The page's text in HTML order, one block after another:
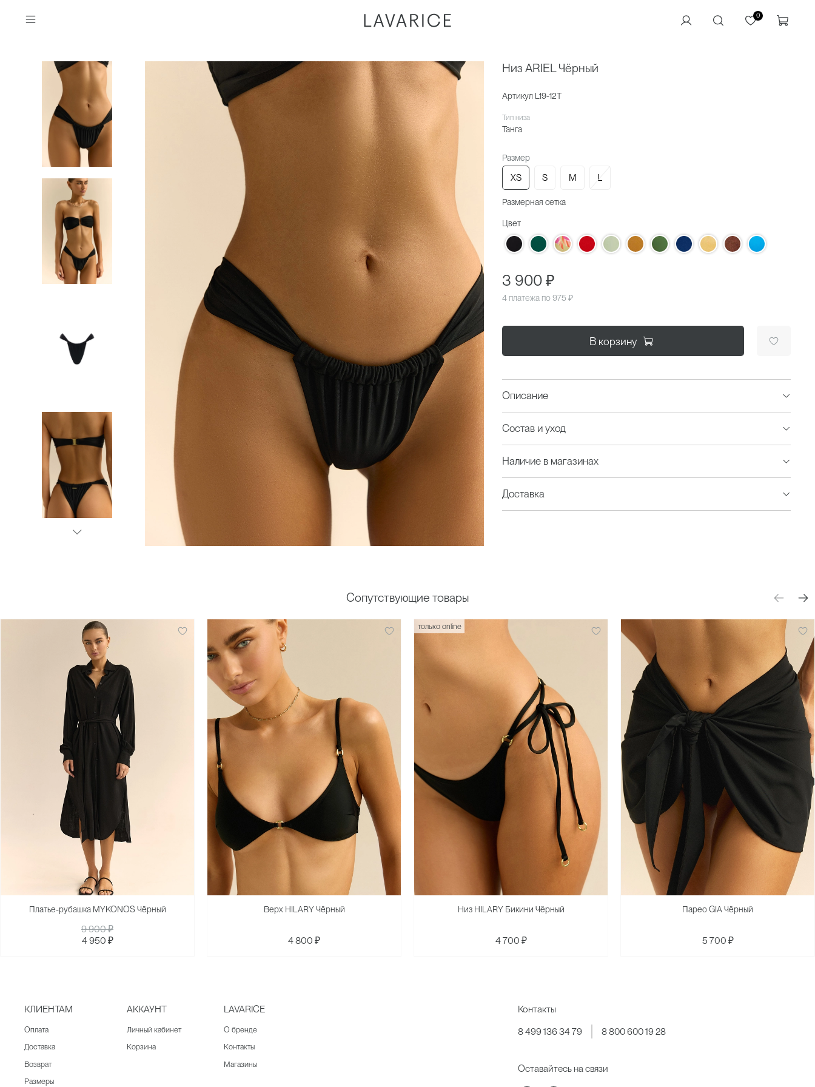
0
Низ ARIEL Чёрный
Тип низа
Танга
Размер
XS S M L
Размерная сетка
Артикул L19-12T
Цвет
3 900 ₽
4 платежа по975 ₽
В корзину
Описание
Состав и уход
Наличие в магазинах
Доставка
Сопутствующие товары
Платье-рубашка MYKONOS Чёрный
9 900 ₽
4 950 ₽
Верх HILARY Чёрный
4 800 ₽
только online
Низ HILARY Бикини Чёрный
4 700 ₽
Парео GIA Чёрный
5 700 ₽
КЛИЕНТАМ
Оплата
Доставка
Возврат
Размеры
АККАУНТ
Личный кабинет
Корзина
LAVARICE
О бренде
Контакты
Магазины
Контакты
8 499 136 34 79
8 800 600 19 28
Оставайтесь на связи